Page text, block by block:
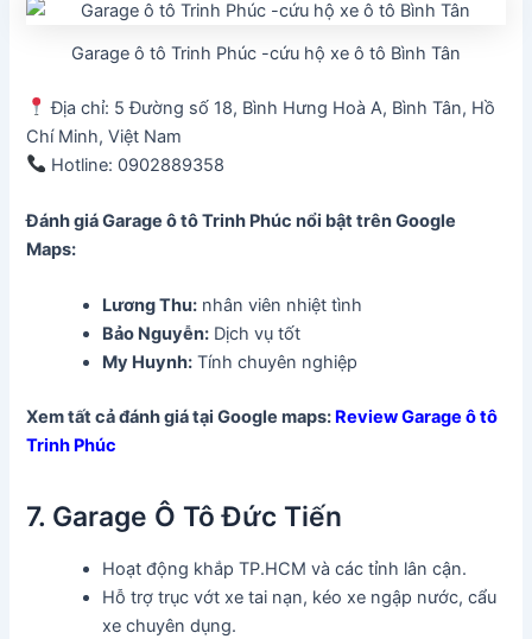
Garage ô tô Trinh Phúc -cứu hộ xe ô tô Bình Tân
Địa chỉ: 5 Đường số 18, Bình Hưng Hoà A, Bình Tân, Hồ
Chí Minh, Việt Nam
Hotline: 0902889358
Đánh giá Garage ô tô Trinh Phúcnổi bật trên Google
Maps:
Lương Thu: nhân viên nhiệt tình
Bảo Nguyễn: Dịch vụ tốt
My Huynh: Tính chuyên nghiệp
Xem tất cả đánh giá tại Google maps: Review Garage ô tô
Trinh Phúc
7. Garage Ô Tô Đức Tiến
Hoạt động khắp TP.HCM và các tỉnh lân cận.
Hỗ trợ trục vớt xe tai nạn, kéo xe ngập nước, cẩu
xe chuyên dụng.